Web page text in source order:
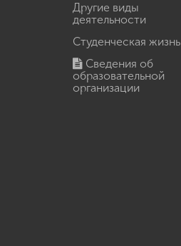
Другие виды
деятельности
Студенческая жизнь
Сведения об
образовательной
организации